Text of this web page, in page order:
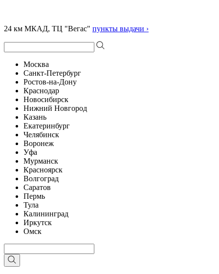
24 км МКАД, ТЦ "Вегас" пункты выдачи ›
Москва
Санкт-Петербург
Ростов-на-Дону
Краснодар
Новосибирск
Нижний Новгород
Казань
Екатеринбург
Челябинск
Воронеж
Уфа
Мурманск
Красноярск
Волгоград
Саратов
Пермь
Тула
Калининград
Иркутск
Омск